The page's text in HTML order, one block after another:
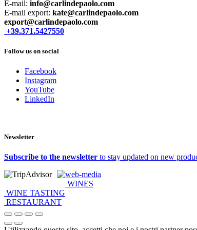
E-mail: info@carlindepaolo.com
E-mail export: kate@carlindepaolo.com
export@carlindepaolo.com
+39.371.5427550
Follow us on social
Facebook
Instagram
YouTube
LinkedIn
Newsletter
Subscribe to the newsletter to stay updated on new
web-media
WINES
WINE TASTING
RESTAURANT